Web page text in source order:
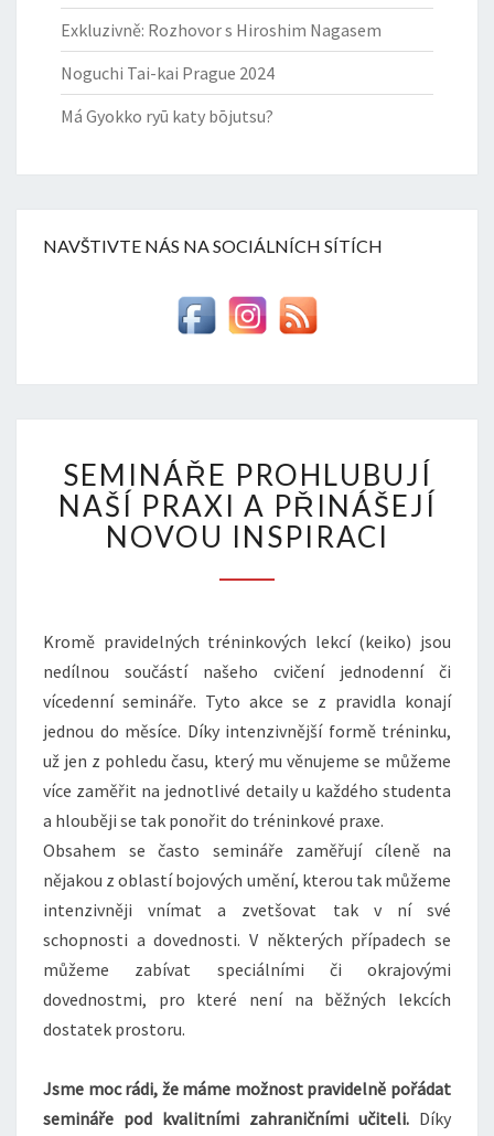
Exkluzivně: Rozhovor s Hiroshim Nagasem
Noguchi Tai-kai Prague 2024
Má Gyokko ryū katy bōjutsu?
NAVŠTIVTE NÁS NA SOCIÁLNÍCH SÍTÍCH
PROHLUBUJÍ
NAŠÍ
PRAXI
A
SEMINÁŘE PROHLUBUJÍ
NAŠÍ PRAXI A PŘINÁŠEJÍ
NOVOU INSPIRACI
Kromě pravidelných tréninkových lekcí (keiko) jsou
nedílnou součástí našeho cvičení jednodenní či
vícedenní semináře. Tyto akce se z pravidla konají
jednou do měsíce. Díky intenzivnější formě tréninku,
už jen z pohledu času, který mu věnujeme se můžeme
více zaměřit na jednotlivé detaily u každého studenta
a hlouběji se tak ponořit do tréninkové praxe.
Obsahem se často semináře zaměřují cíleně na
nějakou z oblastí bojových umění, kterou tak můžeme
intenzivněji vnímat a zvetšovat tak v ní své
schopnosti a dovednosti. V některých případech se
můžeme zabívat speciálními či okrajovými
dovednostmi, pro které není na běžných lekcích
dostatek prostoru.
Jsme moc rádi, že máme možnost pravidelně pořádat
semináře pod kvalitními zahraničními učiteli. Díky